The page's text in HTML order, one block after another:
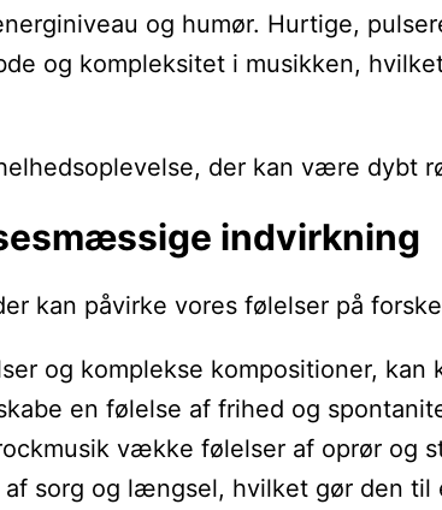
og humør. Hurtige,
og kompleksitet i musikken,
der kan være dybt
indvirkning
kan påvirke vores følelser på
og komplekse kompositioner,
en følelse af frihed og
vække følelser af oprør og
sorg og længsel, hvilket gør den